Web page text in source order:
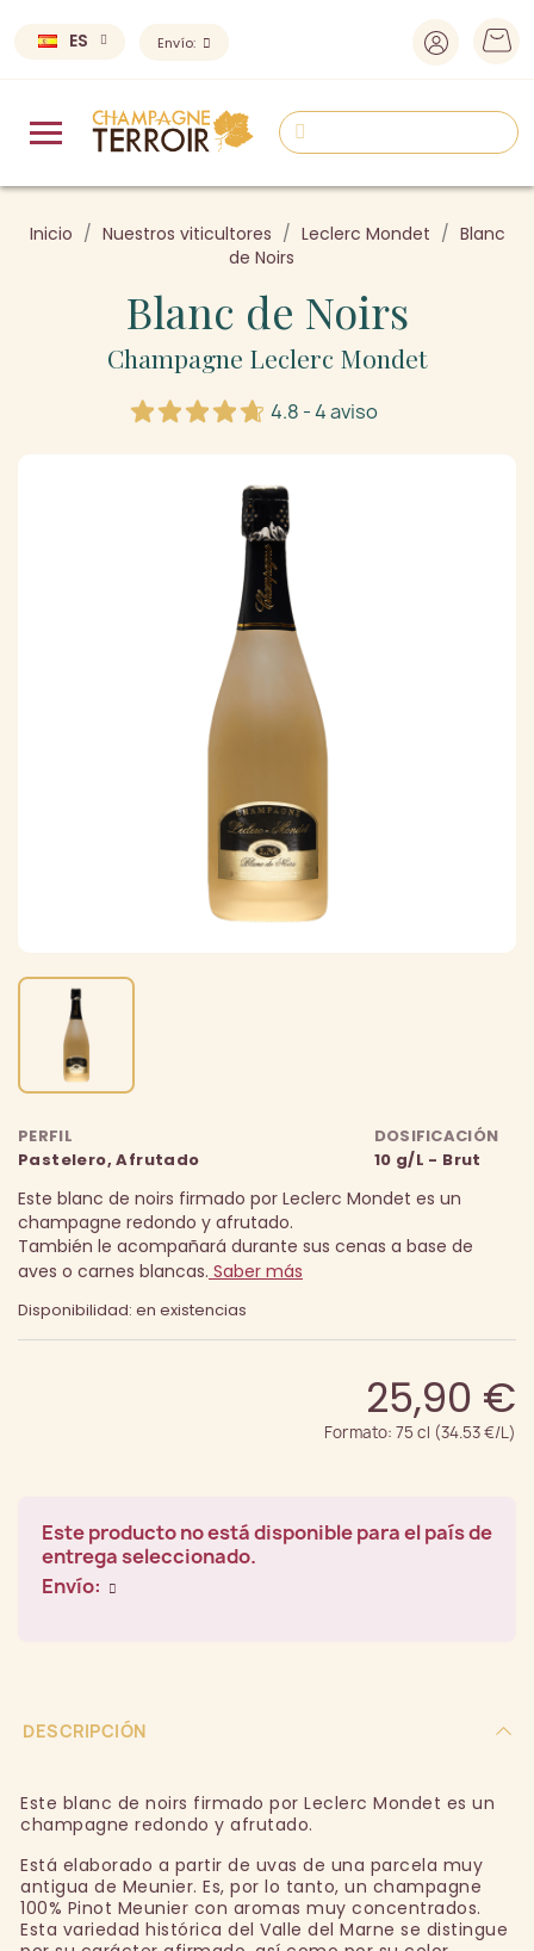
ES Envío:
Inicio Nuestros viticultores Leclerc Mondet
Blanc
de Noirs
Blanc de Noirs
Champagne Leclerc Mondet
4.8 - 4 aviso
PERFIL
Pastelero, Afrutado
DOSIFICACIÓN
10 g/L - Brut
Este blanc de noirs firmado por Leclerc Mondet es un
champagne redondo y afrutado.
También le acompañará durante sus cenas a base de
aves o carnes blancas. Saber más
Disponibilidad: en existencias
25,90 €
Formato: 75 cl (34.53 €/L)
Este producto no está disponible para el país de
entrega seleccionado.
Envío:
DESCRIPCIÓN
Este blanc de noirs firmado por Leclerc Mondet es un
champagne redondo y afrutado.
Está elaborado a partir de uvas de una parcela muy
antigua de Meunier. Es, por lo tanto, un champagne
100% Pinot Meunier con aromas muy concentrados.
Esta variedad histórica del Valle del Marne se distingue